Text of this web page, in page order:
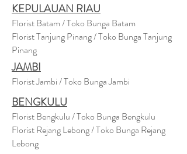
KEPULAUAN RIAU
Florist Batam / Toko Bunga Batam
Florist Tanjung Pinang / Toko Bunga Tanjung
Pinang
JAMBI
Florist Jambi / Toko Bunga Jambi
BENGKULU
Florist Bengkulu / Toko Bunga Bengkulu
Florist Rejang Lebong / Toko Bunga Rejang
Lebong